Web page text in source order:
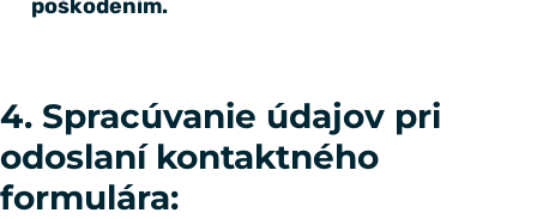
poškodením.
4. Spracúvanie údajov pri
odoslaní kontaktného
formulára: